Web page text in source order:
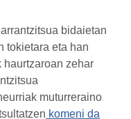
bidaietan
tokietara eta han
haurtzaroan zehar
muturreraino
komeni da